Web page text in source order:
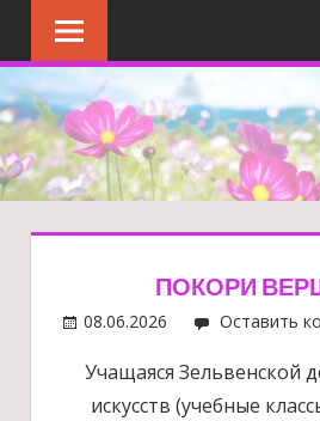
Перейти
содержимому
ПОКОРИ
08.06.2026 Оставить
Учащаяся Зельвенской
искусств (учебные